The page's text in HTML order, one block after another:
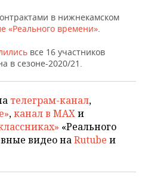
в нижнекамском
«Реального времени».
все 16 участников
в сезоне-2020/21.
телеграм-канал,
,канал в MAXи
«Реального
видео наRutube и